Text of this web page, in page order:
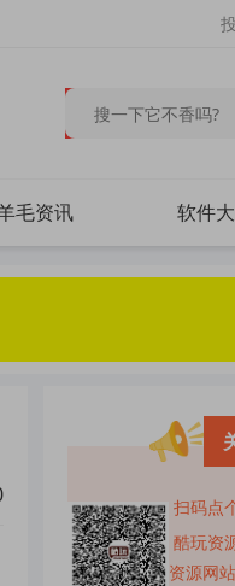
毛资讯 软件
扫码点
酷玩资
资源网